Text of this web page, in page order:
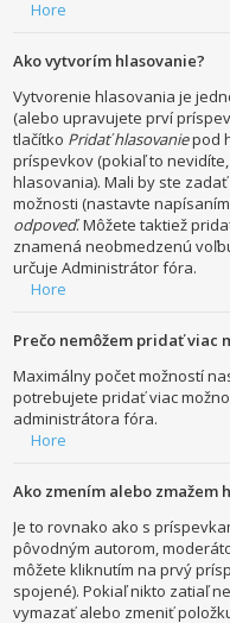
Hore
Ako vytvorím hlasovanie?
Vytvorenie hlasovania je
(alebo upravujete prví
tlačítko Pridať hlasovaniepod
príspevkov (pokiaľ to
hlasovania). Mali by ste
možnosti (nastavte
odpoveď. Môžete taktiež
znamená neobmedzenú
určuje Administrátor fóra.
Hore
Prečo nemôžem pridať viac
Maximálny počet možností
potrebujete pridať viac
administrátora fóra.
Hore
Ako zmením alebo zmažem
Je to rovnako ako s
pôvodným autorom,
môžete kliknutím na prvý
spojené). Pokiaľ nikto zatiaľ
vymazať alebo zmeniť